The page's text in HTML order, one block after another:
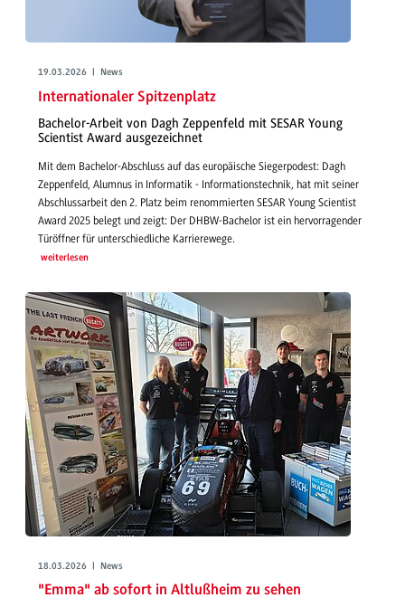
19.03.2026 | News
Internationaler Spitzenplatz
Bachelor-Arbeit von Dagh Zeppenfeld mit SESAR Young
Scientist Award ausgezeichnet
Mit dem Bachelor-Abschluss auf das europäische Siegerpodest: Dagh
Zeppenfeld, Alumnus in Informatik - Informationstechnik, hat mit seiner
Abschlussarbeit den 2. Platz beim renommierten SESAR Young Scientist
Award 2025 belegt und zeigt: Der DHBW-Bachelor ist ein hervorragender
Türöffner für unterschiedliche Karrierewege.
weiterlesen
18.03.2026 | News
"Emma" ab sofort in Altlußheim zu sehen